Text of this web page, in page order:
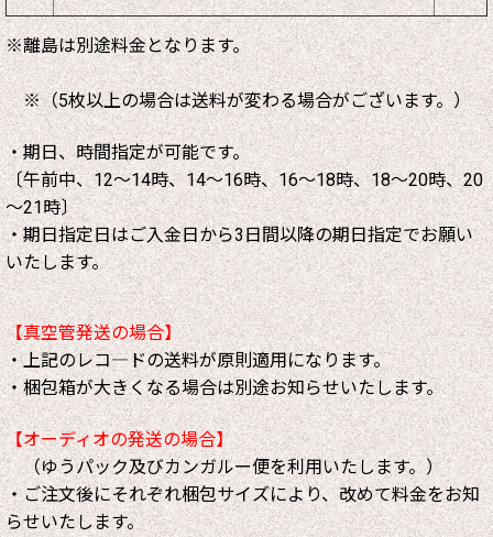
※離島は別途料金となります。
※（5枚以上の場合は送料が変わる場合がございます。）
・期日、時間指定が可能です。
〔午前中、12～14時、14～16時、16～18時、18～20時、20
～21時〕
・期日指定日はご入金日から3日間以降の期日指定でお願い
いたします。
【真空管発送の場合】
・上記のレコ―ドの送料が原則適用になります。
・梱包箱が大きくなる場合は別途お知らせいたします。
【オーディオの発送の場合】
（ゆうパック及びカンガルー便を利用いたします。）
・ご注文後にそれぞれ梱包サイズにより、改めて料金をお知
らせいたします。